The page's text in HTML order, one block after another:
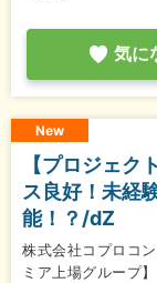
気に
New
【プロジェ
ス良好！未経
能！？/dZ
株式会社コプロコ
ミア上場グループ】